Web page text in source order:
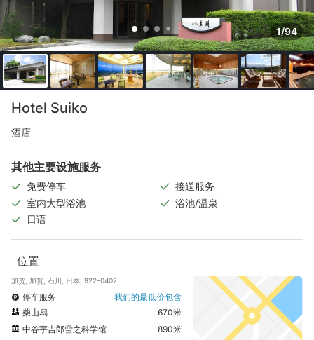
1/94
Hotel Suiko
酒店
其他主要设施服务
免费停车
接送服务
室内大型浴池
浴池/温泉
日语
位置
加贺, 加贺, 石川, 日本, 922-0402
停车服务
我们的最低价包含
柴山舄
670米
中谷宇吉郎雪之科学馆
890米